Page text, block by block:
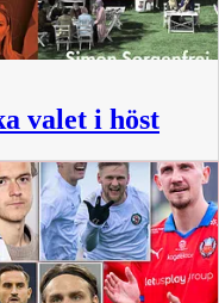
valet i höst